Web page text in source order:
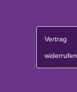
Vertrag
widerrufen